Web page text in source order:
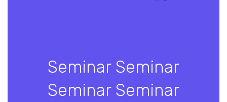
Seminar Seminar
Seminar Seminar